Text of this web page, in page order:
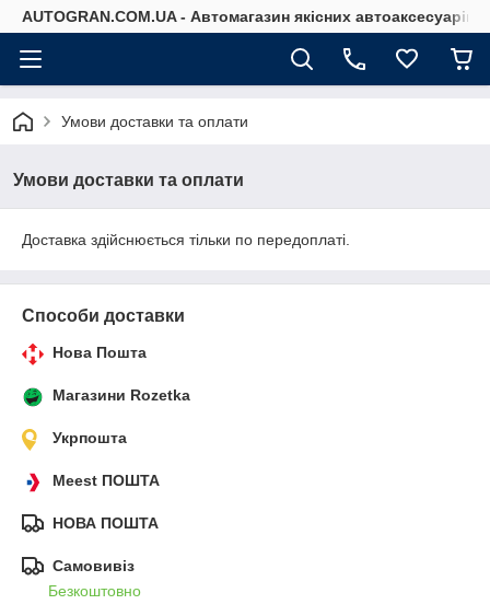
AUTOGRAN.COM.UA - Автомагазин якісних автоаксесуарів
Умови доставки та оплати
Умови доставки та оплати
Доставка здійснюється тільки по передоплаті.
Способи доставки
Нова Пошта
Магазини Rozetka
Укрпошта
Meest ПОШТА
НОВА ПОШТА
Самовивіз
Безкоштовно